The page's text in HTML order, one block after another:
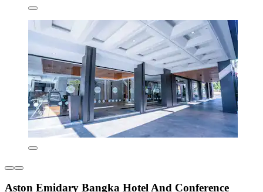
Aston Emidary Bangka Hotel And Conference